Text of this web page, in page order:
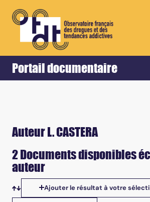
Portail documentaire
Accueil Retour
Auteur L. CASTERA
2 Documents disponibles
auteur
Tris disponibles
Ajouter le résultat à votre